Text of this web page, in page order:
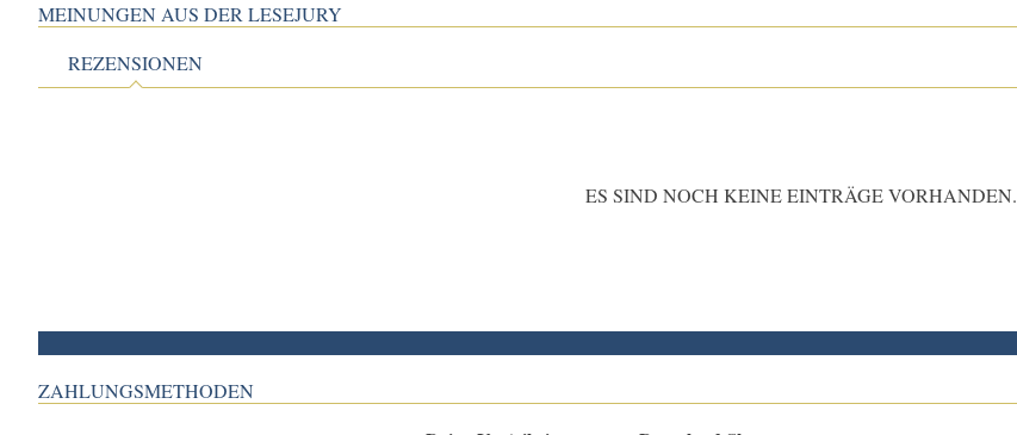
MEINUNGEN AUS DER LESEJURY
REZENSIONEN
ES SIND NOCH KEINE EINTRÄGE VORHANDEN.
ZAHLUNGSMETHODEN